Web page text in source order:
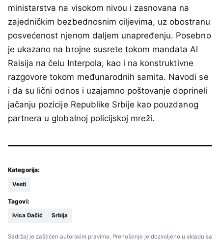
ministarstva na visokom nivou i zasnovana na
zajedničkim bezbednosnim ciljevima, uz obostranu
posvećenost njenom daljem unapređenju. Posebno
je ukazano na brojne susrete tokom mandata Al
Raisija na čelu Interpola, kao i na konstruktivne
razgovore tokom međunarodnih samita. Navodi se
i da su lični odnos i uzajamno poštovanje doprineli
jačanju pozicije Republike Srbije kao pouzdanog
partnera u globalnoj policijskoj mreži.
Kategorija:
Vesti
Tagovi:
Ivica Dačić Srbija
Sadržaj je zaštićen autorskim pravima. Prenošenje je dozvoljeno u skladu sa